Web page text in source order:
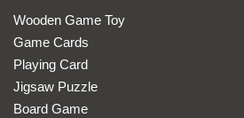
Wooden Game Toy
Game Cards
Playing Card
Jigsaw Puzzle
Board Game